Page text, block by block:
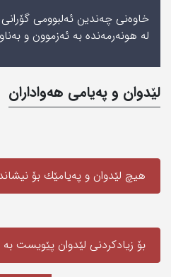
خاوەنی چەندین ئەلبوومی
لە ھونەرمەندە بە ئەزموون و
لێدوان و په‌یامی‌ هه‌واداران
هیچ لێدوان و په‌یامێك بۆ
بۆ زیادکردنی لێدوان پێویست به‌